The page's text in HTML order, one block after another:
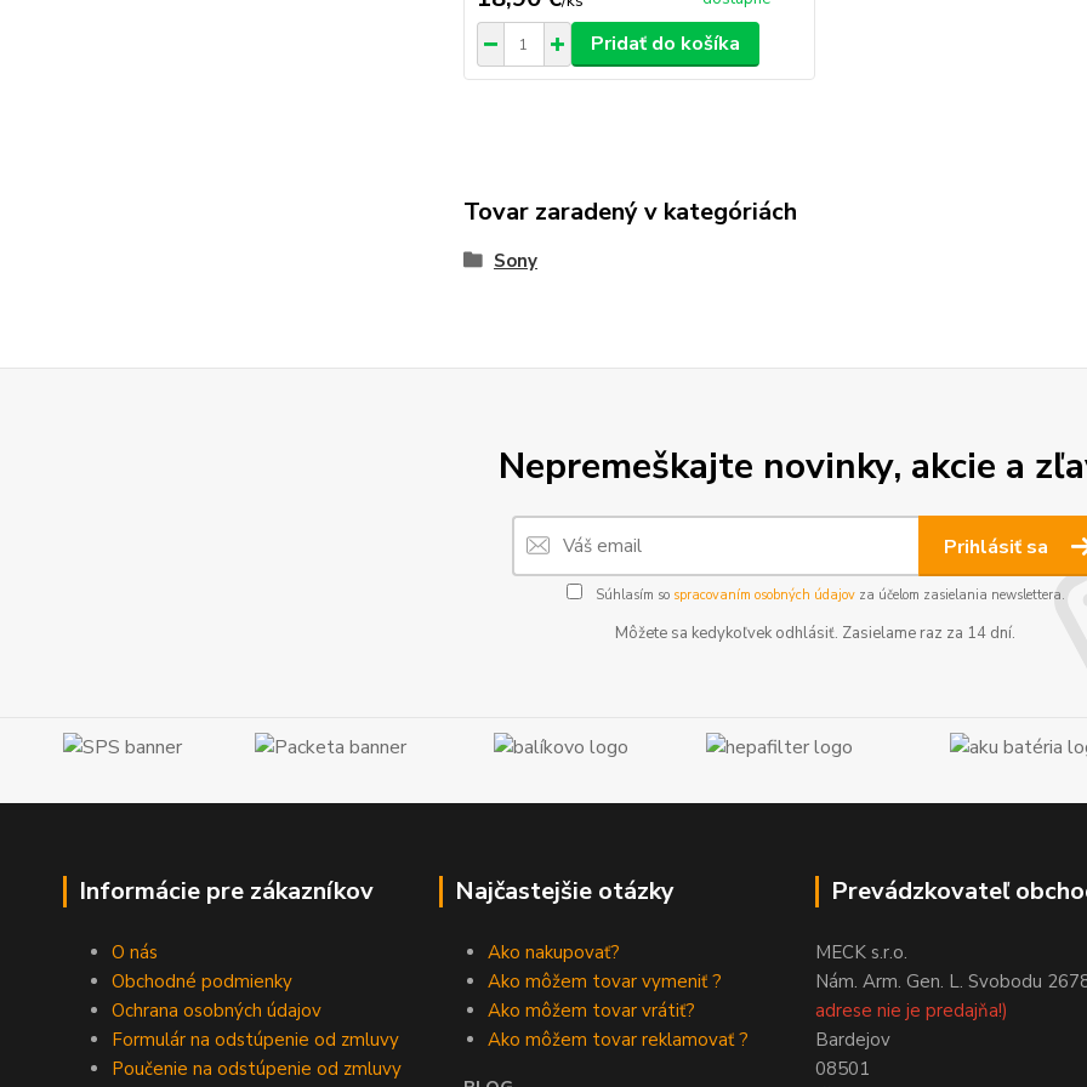
Pridať do košíka
Tovar zaradený v kategóriách
Sony
Nepremeškajte novinky, akcie a
Prihlásiť sa
Súhlasím so spracovaním osobných údajovza účelom zasielania newslettera.
Môžete sa kedykoľvek odhlásiť. Zasielame raz za 14 dní.
Informácie pre zákazníkov
O nás
Obchodné podmienky
Ochrana osobných údajov
Formulár na odstúpenie od zmluvy
Poučenie na odstúpenie od zmluvy
Najčastejšie otázky
Ako nakupovať?
Ako môžem tovar vymeniť ?
Ako môžem tovar vrátiť?
Ako môžem tovar reklamovať ?
Prevádzkovateľ
MECK s.r.o.
Nám. Arm. Gen. L. Svobodu
adrese nie je predajňa!)
Bardejov
08501